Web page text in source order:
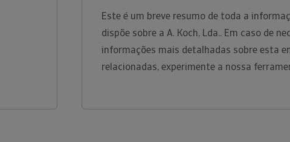
Este é um breve resumo de toda a
dispõe sobre a A. Koch, Lda.. Em caso de
informações mais detalhadas sobre esta
relacionadas, experimente a nossa